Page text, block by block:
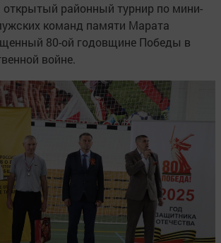
районный турнир по мини-
команд памяти Марата
80-ой годовщине Победы в
войне.